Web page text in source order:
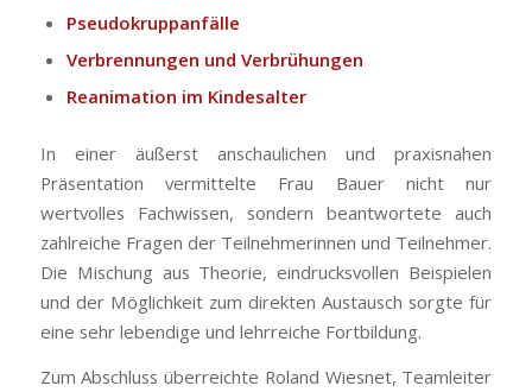
Pseudokruppanfälle
Verbrennungen und Verbrühungen
Reanimation im Kindesalter
In einer äußerst anschaulichen und praxisnahen
Präsentation vermittelte Frau Bauer nicht nur
wertvolles Fachwissen, sondern beantwortete auch
zahlreiche Fragen der Teilnehmerinnen und Teilnehmer.
Die Mischung aus Theorie, eindrucksvollen Beispielen
und der Möglichkeit zum direkten Austausch sorgte für
eine sehr lebendige und lehrreiche Fortbildung.
Zum Abschluss überreichte Roland Wiesnet, Teamleiter